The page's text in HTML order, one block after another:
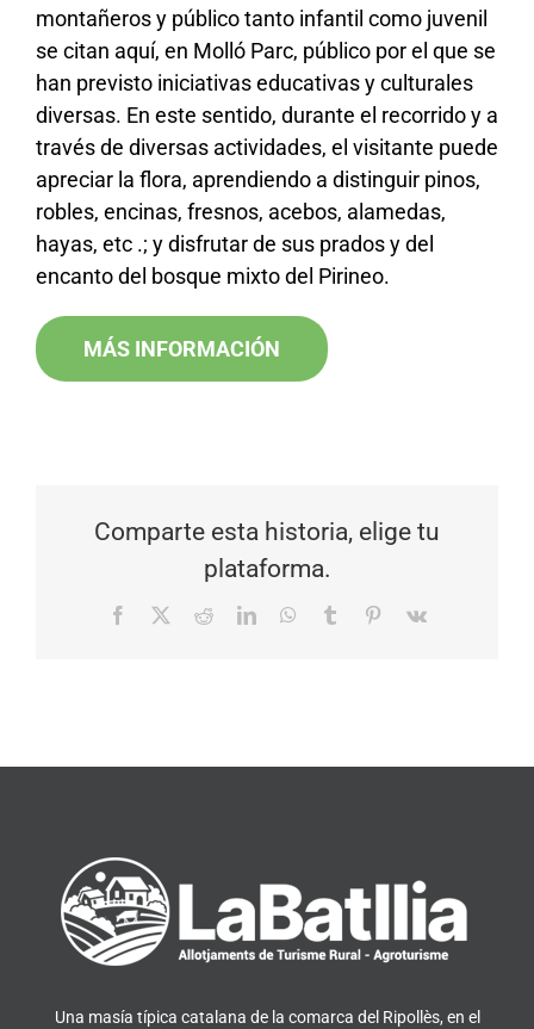
montañeros y público tanto infantil como juvenil
se citan aquí, en Molló Parc, público por el que se
han previsto iniciativas educativas y culturales
diversas. En este sentido, durante el recorrido y a
través de diversas actividades, el visitante puede
apreciar la flora, aprendiendo a distinguir pinos,
robles, encinas, fresnos, acebos, alamedas,
hayas, etc .; y disfrutar de sus prados y del
encanto del bosque mixto del Pirineo.
MÁS INFORMACIÓN
Comparte esta historia, elige tu
plataforma.
Facebook RedditLinkedInWhatsApp
Tumblr Pinterest
Vk
Una masía típica catalana de la comarca del Ripollès, en el